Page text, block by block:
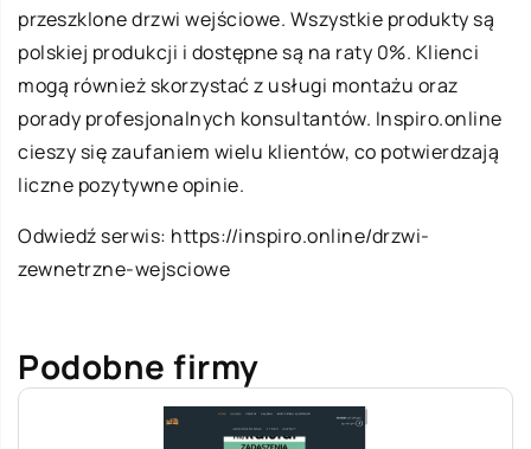
przeszklone drzwi wejściowe. Wszystkie produkty są
polskiej produkcji i dostępne są na raty 0%. Klienci
mogą również skorzystać z usługi montażu oraz
porady profesjonalnych konsultantów. Inspiro.online
cieszy się zaufaniem wielu klientów, co potwierdzają
liczne pozytywne opinie.
Odwiedź serwis: https://inspiro.online/drzwi-
zewnetrzne-wejsciowe
Podobne firmy